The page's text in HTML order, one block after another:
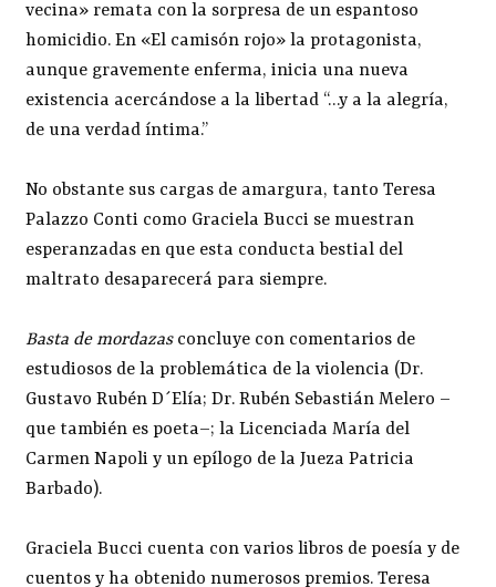
vecina» remata con la sorpresa de un espantoso
homicidio. En «El camisón rojo» la protagonista,
aunque gravemente enferma, inicia una nueva
existencia acercándose a la libertad “…y a la alegría,
de una verdad íntima.”
No obstante sus cargas de amargura, tanto Teresa
Palazzo Conti como Graciela Bucci se muestran
esperanzadas en que esta conducta bestial del
maltrato desaparecerá para siempre.
Basta de mordazasconcluye con comentarios de
estudiosos de la problemática de la violencia (Dr.
Gustavo Rubén D´Elía; Dr. Rubén Sebastián Melero –
que también es poeta–; la Licenciada María del
Carmen Napoli y un epílogo de la Jueza Patricia
Barbado).
Graciela Bucci cuenta con varios libros de poesía y de
cuentos y ha obtenido numerosos premios. Teresa